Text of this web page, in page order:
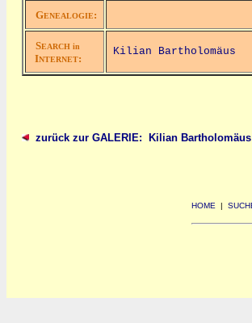
GENEALOGIE:
SEARCH in
INTERNET:
Kilian Bartholomäus
zurück zur GALERIE: Kilian Bartholomäus
HOME |